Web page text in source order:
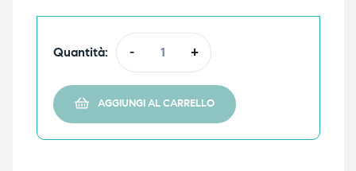
Quantità: - +
AGGIUNGI AL CARRELLO